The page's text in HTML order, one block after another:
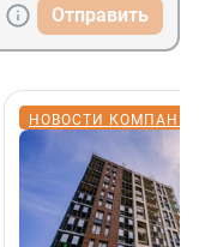
Отправить
НОВОСТИ